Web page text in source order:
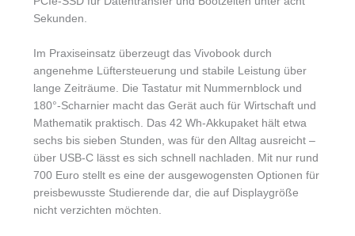
Sekunden.
Im Praxiseinsatz überzeugt das Vivobook durch
angenehme Lüftersteuerung und stabile Leistung über
lange Zeiträume. Die Tastatur mit Nummernblock und
180°-Scharnier macht das Gerät auch für Wirtschaft und
Mathematik praktisch. Das 42 Wh-Akkupaket hält etwa
sechs bis sieben Stunden, was für den Alltag ausreicht –
über USB-C lässt es sich schnell nachladen. Mit nur rund
700 Euro stellt es eine der ausgewogensten Optionen für
preisbewusste Studierende dar, die auf Displaygröße
nicht verzichten möchten.